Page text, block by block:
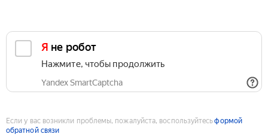
Я не робот
Нажмите, чтобы продолжить
Yandex SmartCaptcha
Если у вас возникли проблемы, пожалуйста, воспользуйтесьформой
обратной связи